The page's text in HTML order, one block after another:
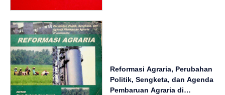
Reformasi Agraria, Perubahan
Politik, Sengketa, dan Agenda
Pembaruan Agraria di